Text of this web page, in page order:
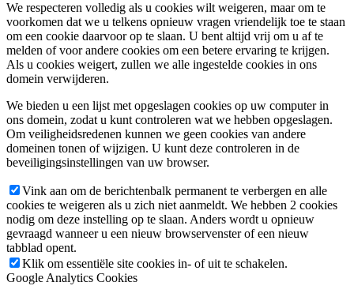
We respecteren volledig als u cookies wilt weigeren, maar om te
voorkomen dat we u telkens opnieuw vragen vriendelijk toe te staan
om een cookie daarvoor op te slaan. U bent altijd vrij om u af te
melden of voor andere cookies om een betere ervaring te krijgen.
Als u cookies weigert, zullen we alle ingestelde cookies in ons
domein verwijderen.
We bieden u een lijst met opgeslagen cookies op uw computer in
ons domein, zodat u kunt controleren wat we hebben opgeslagen.
Om veiligheidsredenen kunnen we geen cookies van andere
domeinen tonen of wijzigen. U kunt deze controleren in de
beveiligingsinstellingen van uw browser.
Vink aan om de berichtenbalk permanent te verbergen en alle
cookies te weigeren als u zich niet aanmeldt. We hebben 2 cookies
nodig om deze instelling op te slaan. Anders wordt u opnieuw
gevraagd wanneer u een nieuw browservenster of een nieuw
tabblad opent.
Klik om essentiële site cookies in- of uit te schakelen.
Google Analytics Cookies